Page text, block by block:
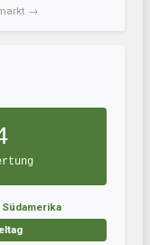
→
Südamerika